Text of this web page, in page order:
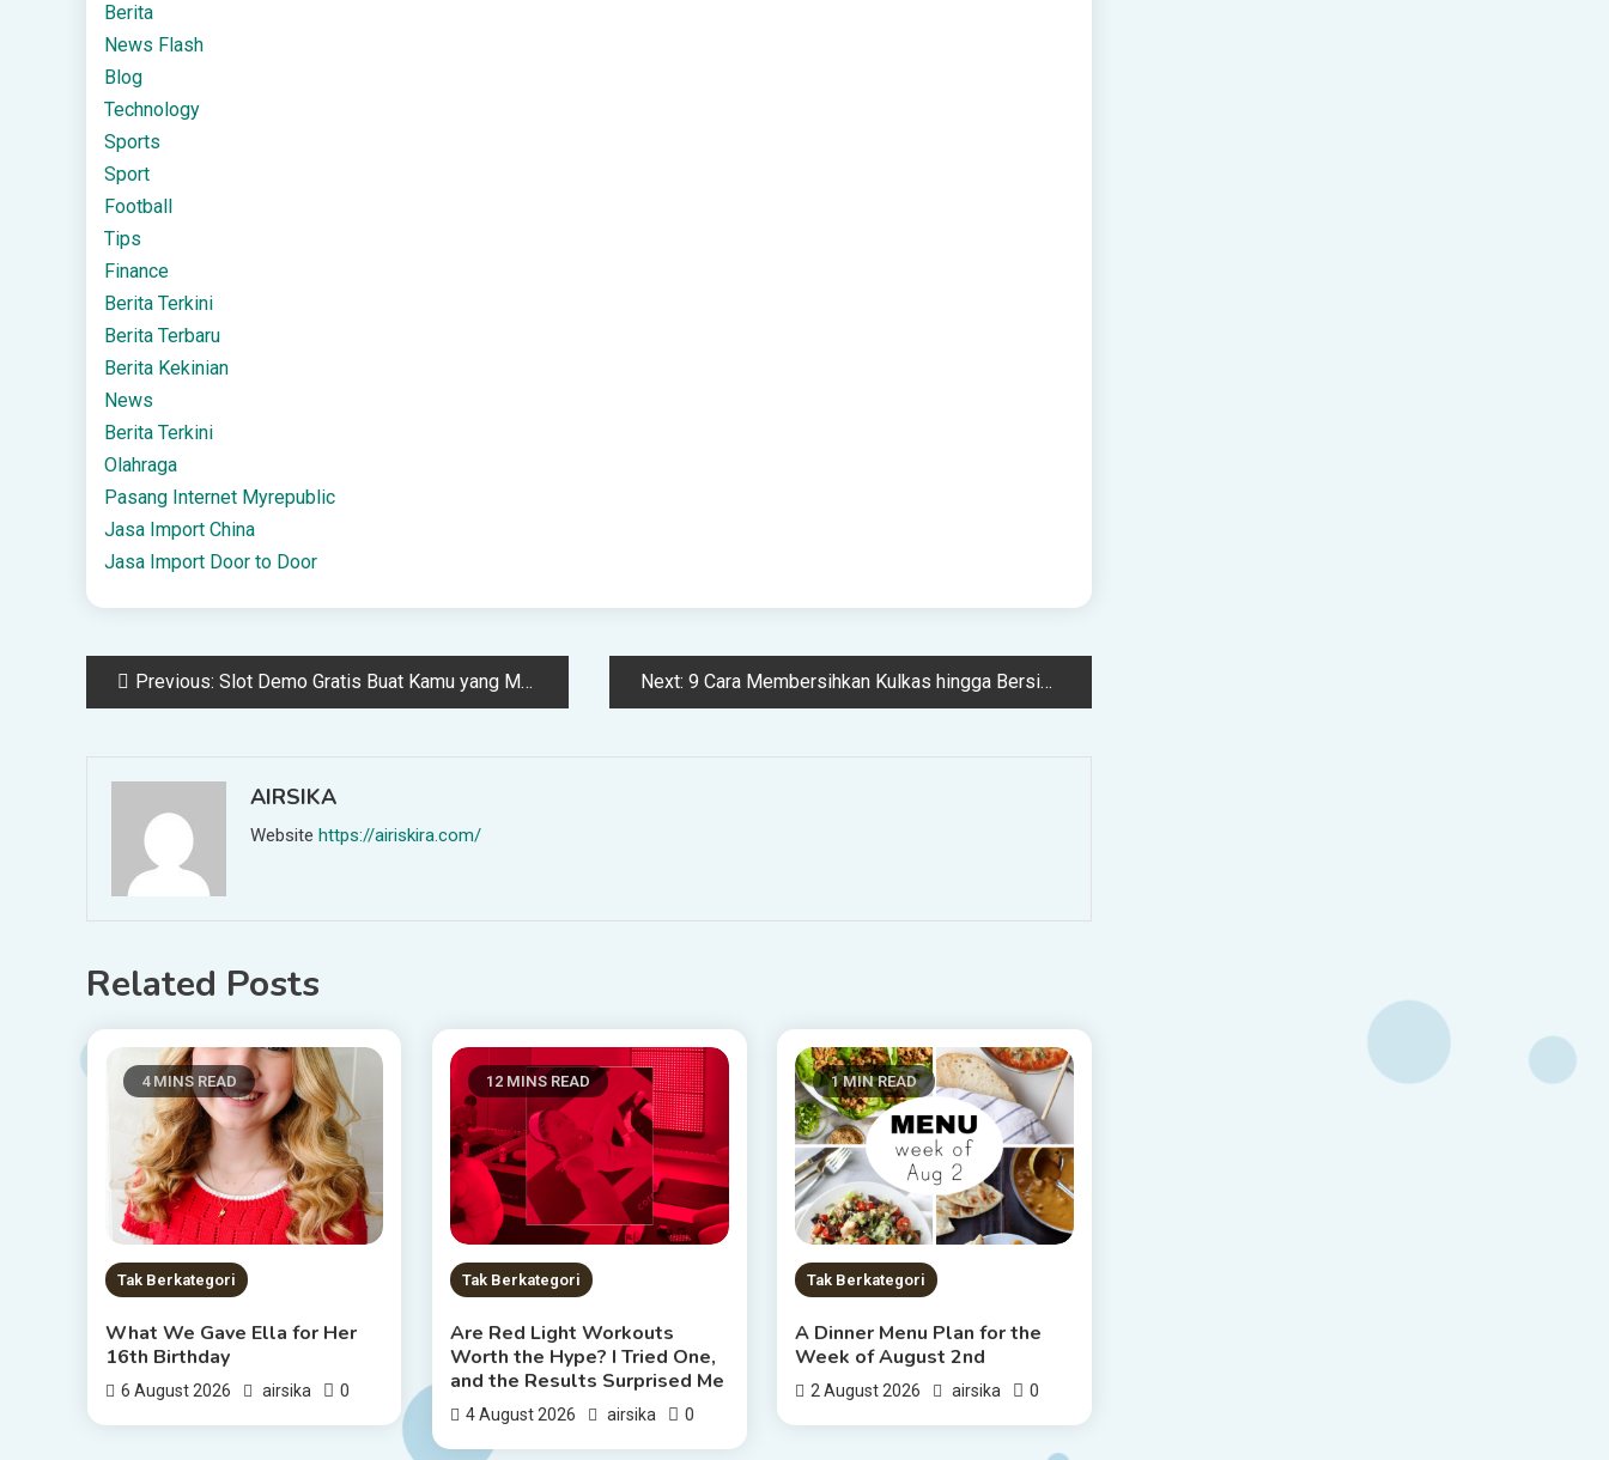
Berita
News Flash
Blog
Technology
Sports
Sport
Football
Tips
Finance
Berita Terkini
Berita Terbaru
Berita Kekinian
News
Berita Terkini
Olahraga
Pasang Internet Myrepublic
Jasa Import China
Jasa Import Door to Door
PostPrevious: Slot Demo Gratis Buat Kamu yang Mau Coba Tanpa Risiko Next: 9 Cara Membersihkan Kulkas hingga Bersih dan Bebas Bau
AIRSIKA
Website https://airiskira.com/
Related Posts
4 MINS READ
Tak Berkategori
What We Gave Ella for Her
16th Birthday
6 August 2026 airsika 0
12 MINS READ
Tak Berkategori
Are Red Light Workouts
Worth the Hype? I Tried One,
and the Results Surprised Me
4 August 2026 airsika 0
1 MIN READ
Tak Berkategori
A Dinner Menu Plan for the
Week of August 2nd
2 August 2026 airsika 0